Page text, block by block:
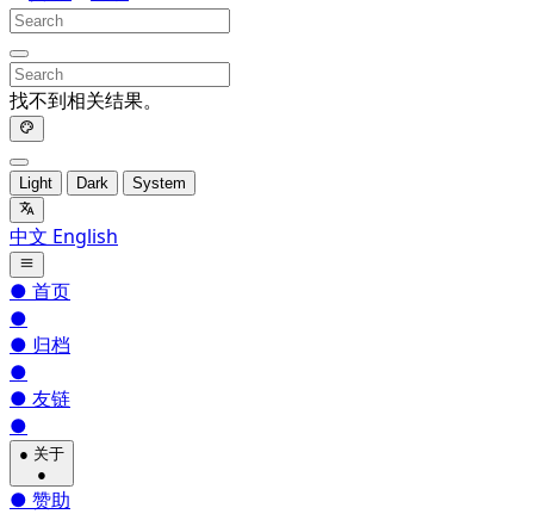
找不到相关结果。
Light Dark System
中文 English
● 首页
●
● 归档
●
● 友链
●
● 关于
●
● 赞助